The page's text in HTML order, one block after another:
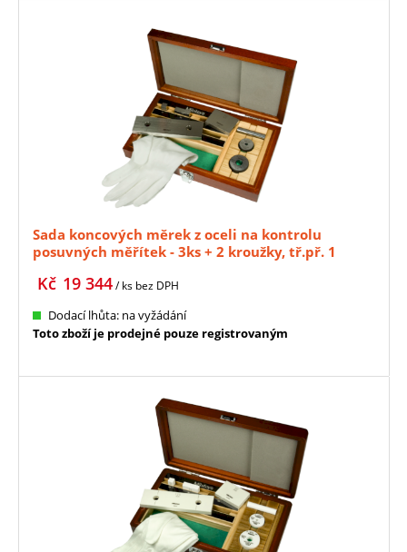
Sada koncových měrek z oceli na kontrolu
posuvných měřítek - 3ks + 2 kroužky, tř.př. 1
19 344
Kč / ks bez DPH
Dodací lhůta: na vyžádání
Toto zboží je prodejné pouze registrovaným